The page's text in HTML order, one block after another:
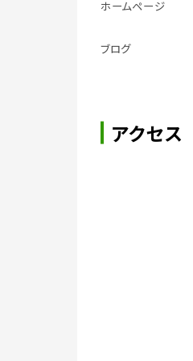
ホームページ
ブログ
アクセス